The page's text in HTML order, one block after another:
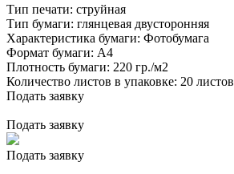
Тип печати: струйная
Тип бумаги: глянцевая двусторонняя
Характеристика бумаги: Фотобумага
Формат бумаги: А4
Плотность бумаги: 220 гр./м2
Количество листов в упаковке: 20 листов
Подать заявку
Подать заявку
Подать заявку